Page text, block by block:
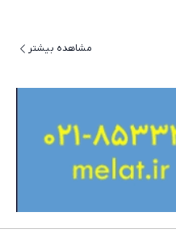
مشاهده بیشتر